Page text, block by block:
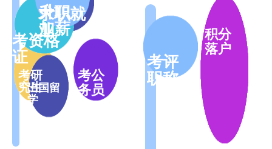
考研
究生
求职就
业
考资格
证
升职
加薪
考公
务员
考评
职称
积分
落户
出国留
学